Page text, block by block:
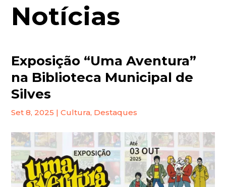
Notícias
Exposição “Uma Aventura”
na Biblioteca Municipal de
Silves
Set 8, 2025 |Cultura, Destaques